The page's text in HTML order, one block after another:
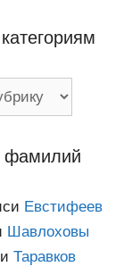
фамилий
Евстифеев
Шавлоховы
Таравков